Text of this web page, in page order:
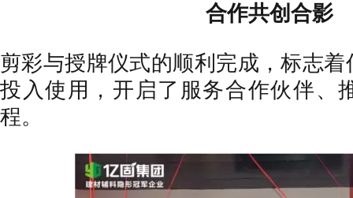
合作共创合影
剪彩与授牌仪式的顺利完成，标志
投入使用，开启了服务合作伙伴、
程。